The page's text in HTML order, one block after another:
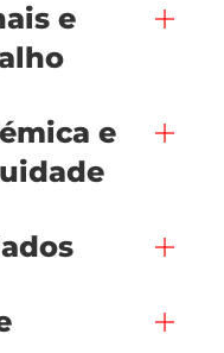
e
e